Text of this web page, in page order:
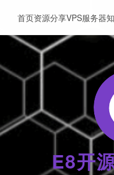
E8开
首页资源分享VPS服务器